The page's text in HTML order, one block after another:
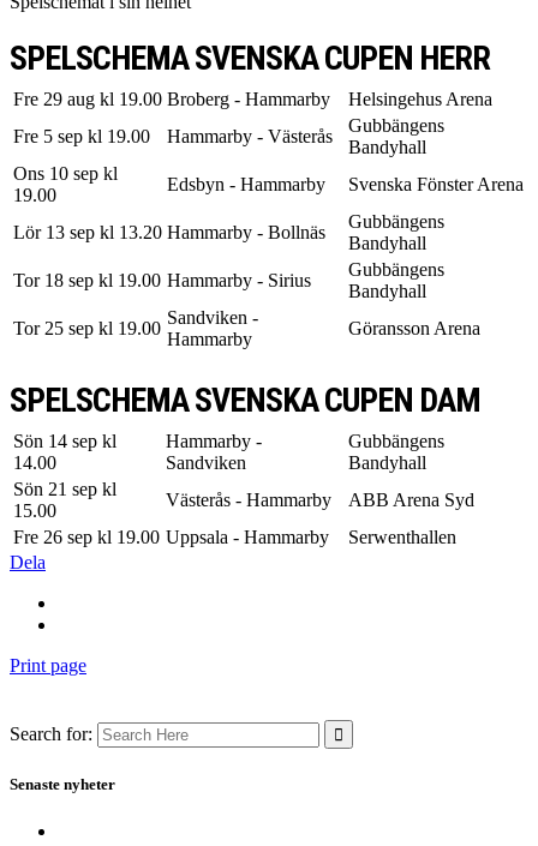
SPELSCHEMA SVENSKA CUPEN HERR
Fre 29 aug kl 19.00 Broberg - Hammarby
Helsingehus Arena
Fre 5 sep kl 19.00
Hammarby - Västerås
Gubbängens
Bandyhall
Ons 10 sep kl
19.00
Edsbyn - Hammarby Svenska Fönster Arena
Lör 13 sep kl 13.20 Hammarby - Bollnäs
Gubbängens
Bandyhall
Tor 18 sep kl 19.00 Hammarby - Sirius
Gubbängens
Bandyhall
Tor 25 sep kl 19.00
Sandviken -
Hammarby
Göransson Arena
SPELSCHEMA SVENSKA CUPEN DAM
Sön 14 sep kl
14.00
Hammarby -
Sandviken
Gubbängens
Bandyhall
Sön 21 sep kl
15.00
Västerås - Hammarby
ABB Arena Syd
Fre 26 sep kl 19.00 Uppsala - Hammarby
Serwenthallen
Dela
Print page
Search for:
Senaste nyheter